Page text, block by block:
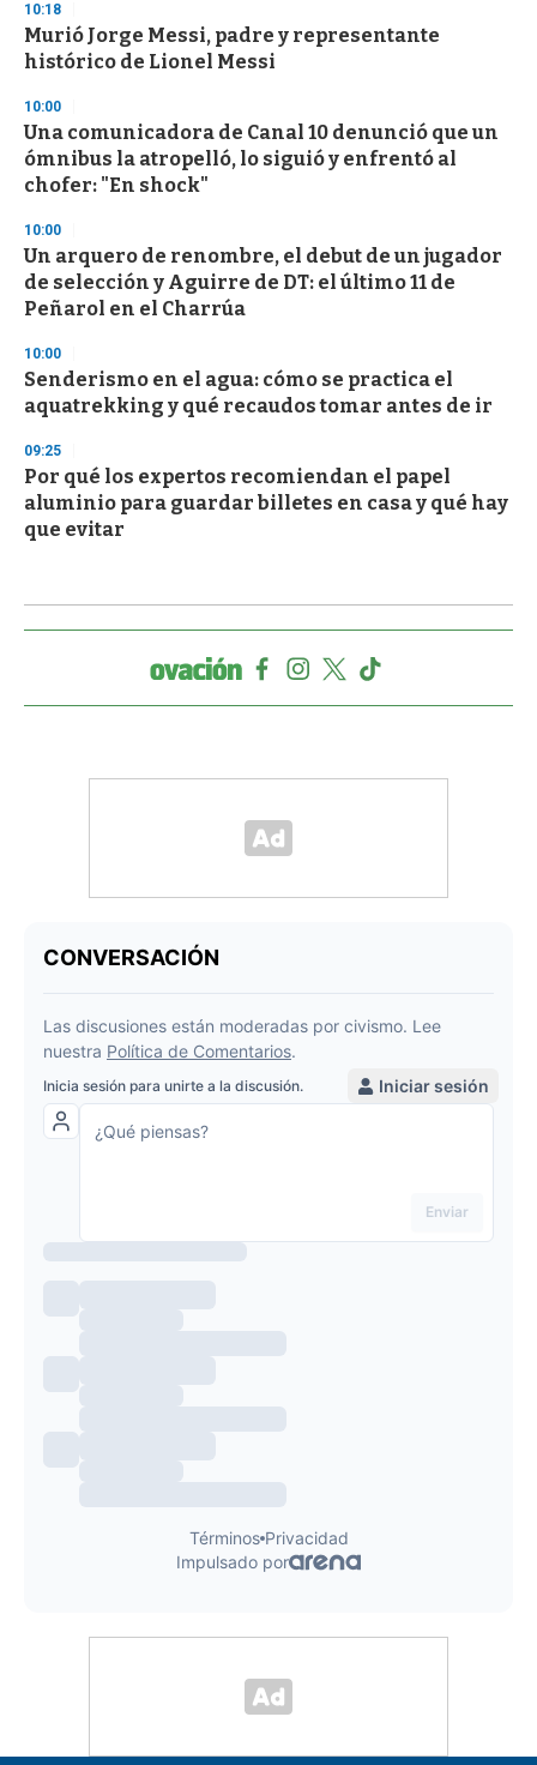
10:18
Murió Jorge Messi, padre y representante
histórico de Lionel Messi
10:00
Una comunicadora de Canal 10 denunció que un
ómnibus la atropelló, lo siguió y enfrentó al
chofer: "En shock"
10:00
Un arquero de renombre, el debut de un jugador
de selección y Aguirre de DT: el último 11 de
Peñarol en el Charrúa
10:00
Senderismo en el agua: cómo se practica el
aquatrekking y qué recaudos tomar antes de ir
09:25
Por qué los expertos recomiendan el papel
aluminio para guardar billetes en casa y qué hay
que evitar